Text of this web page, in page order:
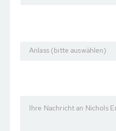
Anlass (bitte auswählen)
Ihre Nachricht an Nichols